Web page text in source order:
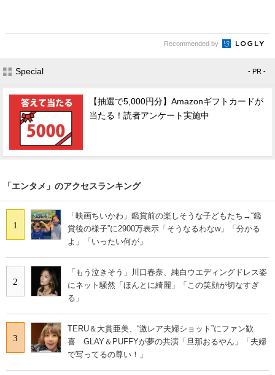
Recommended by
Special - PR -
【抽選で5,000円分】Amazonギフトカードが
当たる！読者アンケート実施中
「エンタメ」のアクセスランキング
1
「映画ちいかわ」鑑賞前の楽しそうな子どもたち→“鑑
賞後の様子”に2900万表示「そうなるわなw」「分かる
よ」「いったい何が」
2
「もう泣きそう」川口春奈、純白ウエディングドレス姿
にネット騒然「ほんとに綺麗」「この笑顔が切なすぎ
る」
3
TERU＆大貫亜美、“激レア夫婦ショット”にファン歓
喜 GLAY＆PUFFYが夢の共演「旦那おるやん」「夫婦
で写ってるの尊い！」